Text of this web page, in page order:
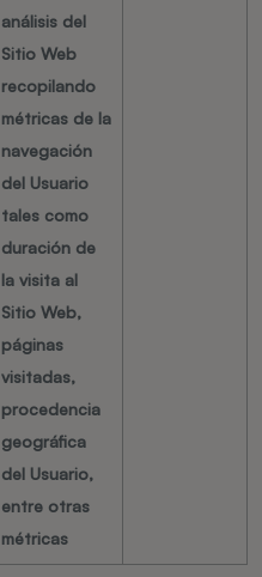
análisis del
Sitio Web
recopilando
métricas de la
navegación
del Usuario
tales como
duración de
la visita al
Sitio Web,
páginas
visitadas,
procedencia
geográfica
del Usuario,
entre otras
métricas